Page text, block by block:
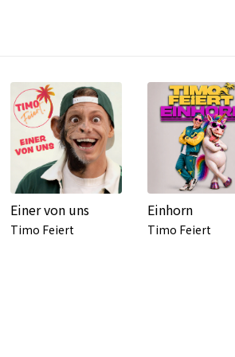
Einer von uns
Timo Feiert
Einhorn
Timo Feiert